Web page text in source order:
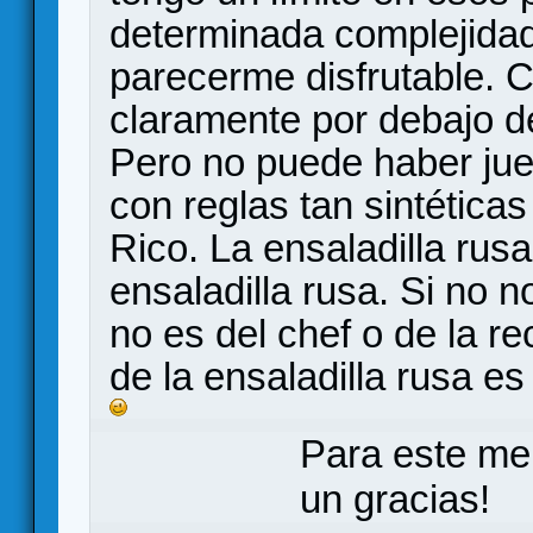
determinada
parecerme disfrutable.
claramente por debajo
Pero no puede haber
con reglas tan
Rico. La ensaladilla
ensaladilla rusa. Si no
no es del chef o de la
de la ensaladilla rusa
Para este
un gracias!